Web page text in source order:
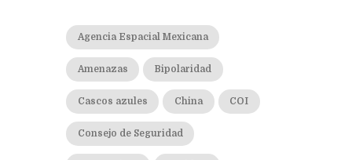
Agencia Espacial Mexicana
Amenazas Bipolaridad
Cascos azules China COI
Consejo de Seguridad